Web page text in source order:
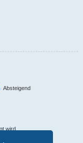
Absteigend
wird.